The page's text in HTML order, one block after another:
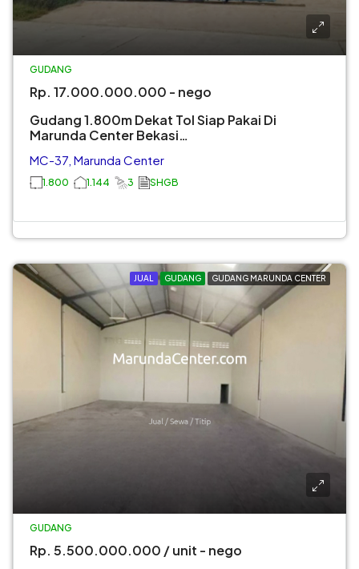
GUDANG
Rp. 17.000.000.000 - nego
Gudang 1.800m Dekat Tol Siap Pakai Di
Marunda Center Bekasi…
MC-37, Marunda Center
1.800 1.144 3 SHGB
JUAL GUDANG GUDANG MARUNDA CENTER
GUDANG
Rp. 5.500.000.000 / unit - nego